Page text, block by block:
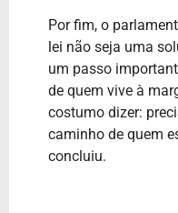
Por fim, o
lei não seja uma
um passo
de quem vive à
costumo dizer:
caminho de quem
concluiu.